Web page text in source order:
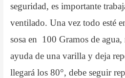
seguridad, es importante
ventilado. Una vez todo esté
sosa en 100 Gramos de
ayuda de una varilla y deja
llegará los 80°, debe seguir